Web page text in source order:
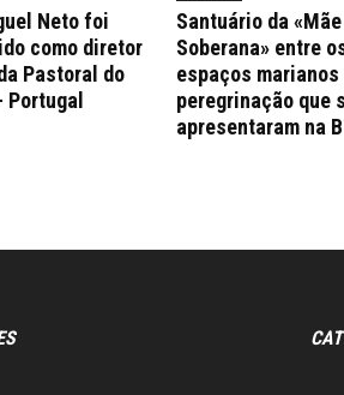
Neto foi
como diretor
Pastoral do
Portugal
Santuário da «Mãe
Soberana» entre
espaços marianos
peregrinação que
apresentaram na